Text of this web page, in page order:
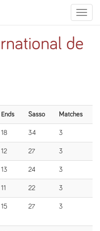
Toggle
de
Ends Sasso Matches
18 34 3
12 27 3
13 24 3
11 22 3
15 27 3